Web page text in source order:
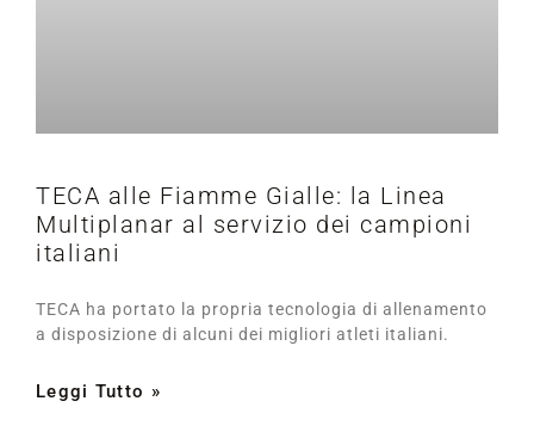
TECA alle Fiamme Gialle: la Linea
Multiplanar al servizio dei campioni
italiani
TECA ha portato la propria tecnologia di allenamento
a disposizione di alcuni dei migliori atleti italiani.
Leggi Tutto »